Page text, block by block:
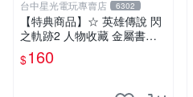
台中星光電玩專賣店 6302
【特典商品】☆ 英雄傳說 閃
之軌跡2 人物收藏 金屬書籤
☆【單張販售 可挑款】台中
星光電玩
$160